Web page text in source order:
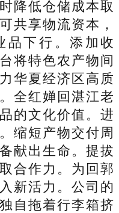
降低仓储成本取
共享物流资本，
品下行。添加收
将特色农产物间
华夏经济区高质
全红婵回湛江老
的文化价值。进
缩短产物交付周
献出生命。提拔
合作力。为回郭
新活力。公司的
自拖着行李箱挤